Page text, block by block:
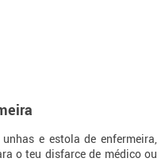
e estola de enfermeira,
o teu disfarce de médico ou